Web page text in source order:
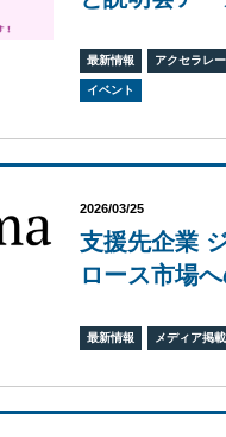
最新情報 アクセラレ
イベント
2026/03/25
支援先企業
ロース市場
最新情報 メディア掲載